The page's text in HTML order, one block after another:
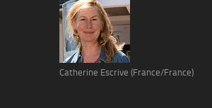
Catherine Escrive (France/France)